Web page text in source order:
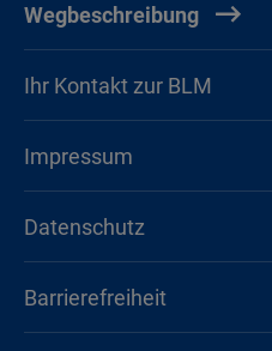
Wegbeschreibung
Ihr Kontakt zur BLM
Impressum
Datenschutz
Barrierefreiheit